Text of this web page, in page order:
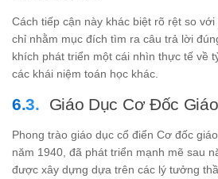
Cách tiếp cận này khác biệt rõ rệt so
chỉ nhằm mục đích tìm ra câu trả lời
khích phát triển một cái nhìn thực tế về
các khái niệm toán học khác.
Giáo Dục Cơ Đốc
Phong trào giáo dục cổ điển Cơ đốc
năm 1940, đã phát triển mạnh mẽ sau
được xây dựng dựa trên các lý tưởng